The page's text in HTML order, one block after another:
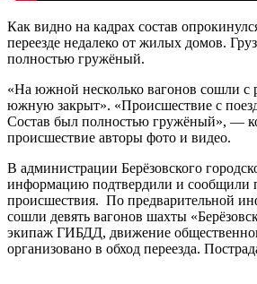
Как видно на кадрах состав
переезде недалеко от жилых домов.
полностью гружёный.
«На южной несколько вагонов сошли с
южную закрыт». «Происшествие с
Состав был полностью гружёный», —
происшествие авторы фото и видео.
В администрации Берёзовского
информацию подтвердили и сообщили
происшествия. По предварительной
сошли девять вагонов шахты
экипаж ГИБДД, движение
организовано в обход переезда.